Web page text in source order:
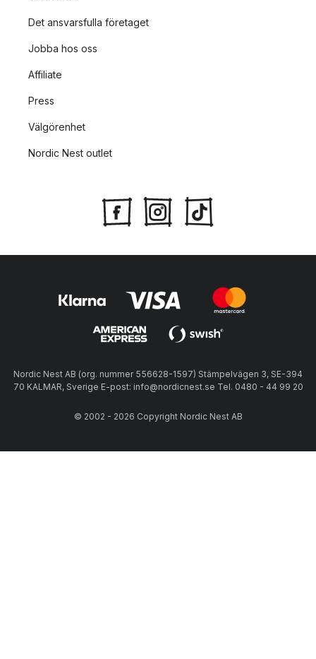
Det ansvarsfulla företaget
Jobba hos oss
Affiliate
Press
Välgörenhet
Nordic Nest outlet
Nordic Nest AB (org. nummer 556628-1597) Stämpelvägen 3, SE-394
70 KALMAR, Sverige E-post: info@nordicnest.se Tel. 0480 - 44 99 20
© 2002 - 2026 Copyright Nordic Nest AB